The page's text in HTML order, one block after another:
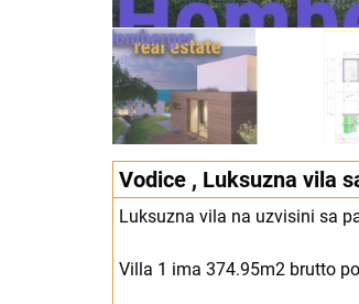
Vodice , Luksuzna vila
Luksuzna vila na uzvisini sa
Villa 1 ima 374.95m2 brutto